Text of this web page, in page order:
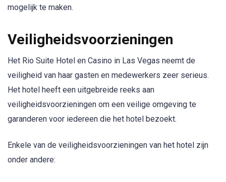
mogelijk te maken.
Veiligheidsvoorzieningen
Het Rio Suite Hotel en Casino in Las Vegas neemt de
veiligheid van haar gasten en medewerkers zeer serieus.
Het hotel heeft een uitgebreide reeks aan
veiligheidsvoorzieningen om een veilige omgeving te
garanderen voor iedereen die het hotel bezoekt.
Enkele van de veiligheidsvoorzieningen van het hotel zijn
onder andere: